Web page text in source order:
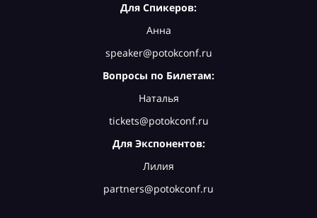
Для Спикеров:
Анна
speaker@potokconf.ru
Вопросы по Билетам:
Наталья
tickets@potokconf.ru
Для Экспонентов:
Лилия
partners@potokconf.ru